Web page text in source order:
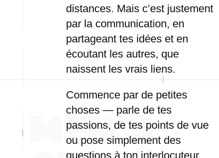
distances. Mais c’est justement
par la communication, en
partageant tes idées et en
écoutant les autres, que
naissent les vrais liens.
Commence par de petites
choses — parle de tes
passions, de tes points de vue
ou pose simplement des
questions à ton interlocuteur.